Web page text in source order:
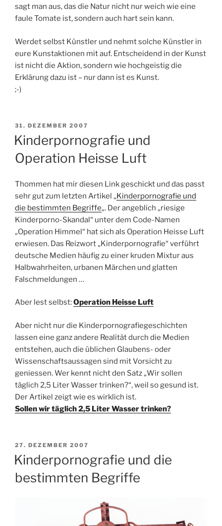
sagt man aus, das die Natur nicht nur weich wie eine
faule Tomate ist, sondern auch hart sein kann.
Werdet selbst Künstler und nehmt solche Künstler in
eure Kunstaktionen mit auf. Entscheidend in der Kunst
ist nicht die Aktion, sondern wie hochgeistig die
Erklärung dazu ist – nur dann ist es Kunst.
;-)
VERÖFFENTLICHT
AM
31. DEZEMBER 2007
Kinderpornografie und
Operation Heisse Luft
Thommen hat mir diesen Link geschickt und das passt
sehr gut zum letzten Artikel „Kinderpornografie und
die bestimmten Begriffe„. Der angeblich „riesige
Kinderporno-Skandal“ unter dem Code-Namen
„Operation Himmel“ hat sich als Operation Heisse Luft
erwiesen. Das Reizwort „Kinderpornografie“ verführt
deutsche Medien häufig zu einer kruden Mixtur aus
Halbwahrheiten, urbanen Märchen und glatten
Falschmeldungen …
Aber lest selbst:Operation Heisse Luft
Aber nicht nur die Kinderpornografiegeschichten
lassen eine ganz andere Realität durch die Medien
entstehen, auch die üblichen Glaubens- oder
Wissenschaftsaussagen sind mit Vorsicht zu
geniessen. Wer kennt nicht den Satz „Wir sollen
täglich 2,5 Liter Wasser trinken?“, weil so gesund ist.
Der Artikel zeigt wie es wirklich ist.
Sollen wir täglich 2,5 Liter Wasser trinken?
VERÖFFENTLICHT
AM
27. DEZEMBER 2007
Kinderpornografie und die
bestimmten Begriffe